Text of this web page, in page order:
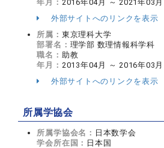
年月： 2016年04月 ～ 2021年03月
外部サイトへのリンクを表示
所属： 東京理科大学
部署名： 理学部 数理情報科学科
職名： 助教
年月： 2013年04月 ～ 2016年03月
外部サイトへのリンクを表示
所属学協会
所属学協会名： 日本数学会
学会所在国： 日本国